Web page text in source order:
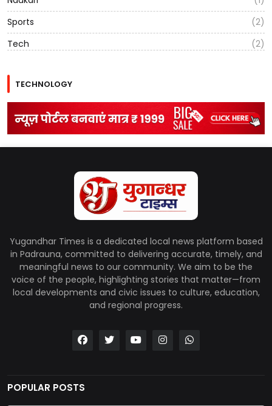
Sports
(2)
Tech
(2)
TECHNOLOGY
Yugandhar Times is a dedicated local news platform based
in Padrauna, committed to delivering accurate, timely, and
meaningful news to our community. We aim to be the
voice of the people, highlighting stories that matter—from
local developments and civic issues to culture, education,
and regional progress.
POPULAR POSTS